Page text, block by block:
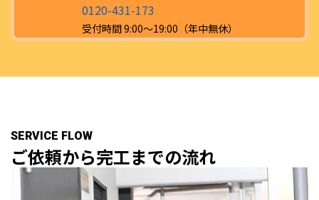
0120-431-173
受付時間 9:00～19:00（年中無休）
SERVICE FLOW
ご依頼から完工までの流れ